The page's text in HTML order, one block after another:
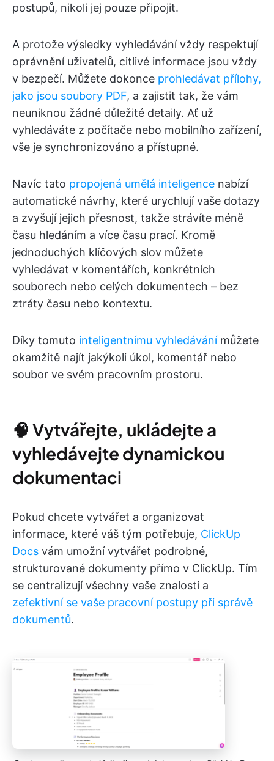
postupů, nikoli jej pouze připojit.
A protože výsledky vyhledávání vždy respektují
oprávnění uživatelů, citlivé informace jsou vždy
v bezpečí. Můžete dokonce prohledávat přílohy,
jako jsou soubory PDF, a zajistit tak, že vám
neuniknou žádné důležité detaily. Ať už
vyhledáváte z počítače nebo mobilního zařízení,
vše je synchronizováno a přístupné.
Navíc tato propojená umělá inteligence nabízí
automatické návrhy, které urychlují vaše dotazy
a zvyšují jejich přesnost, takže strávíte méně
času hledáním a více času prací. Kromě
jednoduchých klíčových slov můžete
vyhledávat v komentářích, konkrétních
souborech nebo celých dokumentech – bez
ztráty času nebo kontextu.
Díky tomuto inteligentnímu vyhledávánímůžete
okamžitě najít jakýkoli úkol, komentář nebo
soubor ve svém pracovním prostoru.
🧠 Vytvářejte, ukládejte a
vyhledávejte dynamickou
dokumentaci
Pokud chcete vytvářet a organizovat
informace, které váš tým potřebuje, ClickUp
Docs vám umožní vytvářet podrobné,
strukturované dokumenty přímo v ClickUp. Tím
se centralizují všechny vaše znalosti a
zefektivní se vaše pracovní postupy při správě
dokumentů.